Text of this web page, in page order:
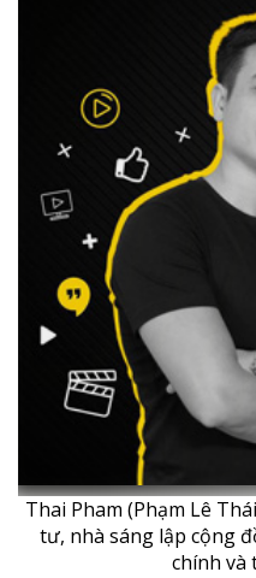
Thai Pham (Phạm Lê
tư, nhà sáng lập cộng
chính và